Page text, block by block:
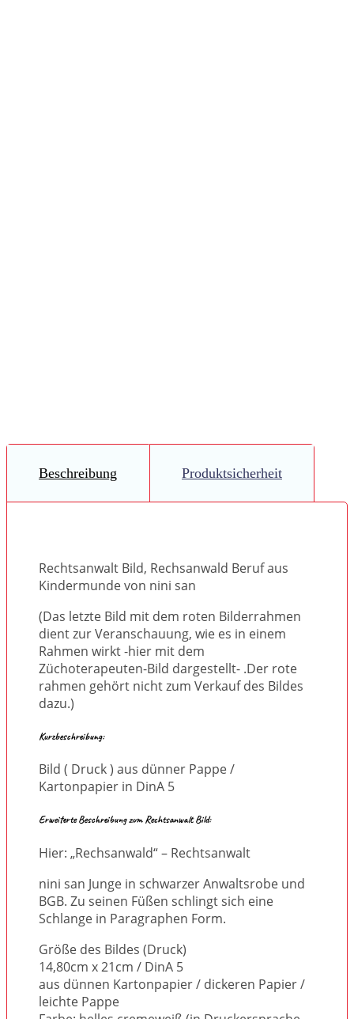
Beschreibung Produktsicherheit
Rechtsanwalt Bild, Rechsanwald Beruf aus
Kindermunde von nini san
(Das letzte Bild mit dem roten Bilderrahmen
dient zur Veranschauung, wie es in einem
Rahmen wirkt -hier mit dem
Züchoterapeuten-Bild dargestellt- .Der rote
rahmen gehört nicht zum Verkauf des Bildes
dazu.)
Kurzbeschreibung:
Bild ( Druck ) aus dünner Pappe /
Kartonpapier in DinA 5
Erweiterte Beschreibung zum Rechtsanwalt Bild:
Hier: „Rechsanwald“ – Rechtsanwalt
nini san Junge in schwarzer Anwaltsrobe und
BGB. Zu seinen Füßen schlingt sich eine
Schlange in Paragraphen Form.
Größe des Bildes (Druck)
14,80cm x 21cm / DinA 5
aus dünnen Kartonpapier / dickeren Papier /
leichte Pappe